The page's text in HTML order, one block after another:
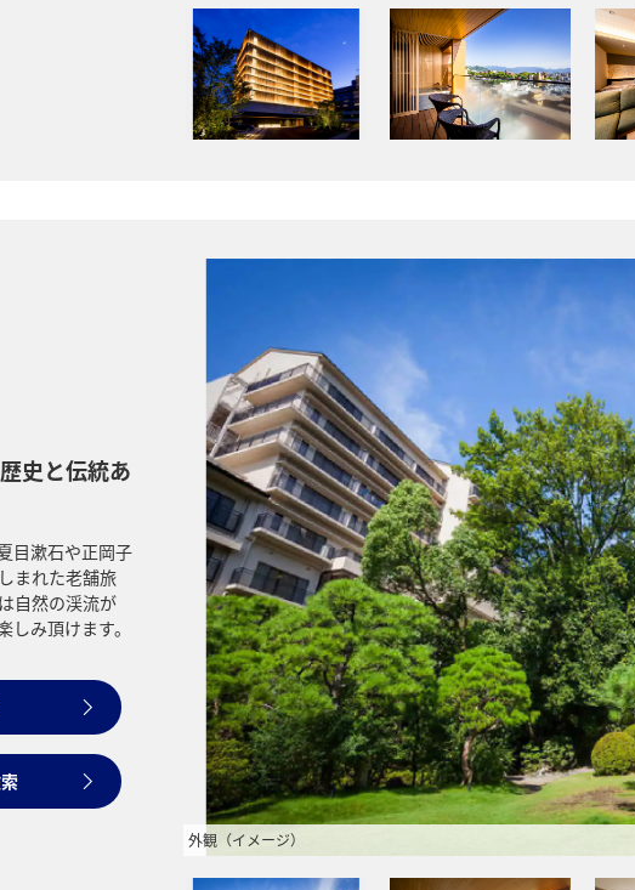
史と伝統あ
目漱石や正岡子
まれた老舗旅
自然の渓流が
み頂けます。
外観（イメージ）